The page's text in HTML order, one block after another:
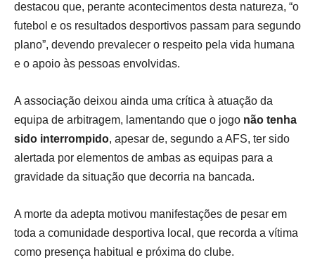
destacou que, perante acontecimentos desta natureza, “o
futebol e os resultados desportivos passam para segundo
plano”, devendo prevalecer o respeito pela vida humana
e o apoio às pessoas envolvidas.
A associação deixou ainda uma crítica à atuação da
equipa de arbitragem, lamentando que o jogo não tenha
sido interrompido, apesar de, segundo a AFS, ter sido
alertada por elementos de ambas as equipas para a
gravidade da situação que decorria na bancada.
A morte da adepta motivou manifestações de pesar em
toda a comunidade desportiva local, que recorda a vítima
como presença habitual e próxima do clube.